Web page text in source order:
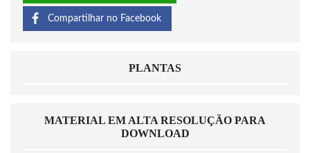
Compartilhar no Facebook
PLANTAS
MATERIAL EM ALTA RESOLUÇÃO PARA
DOWNLOAD